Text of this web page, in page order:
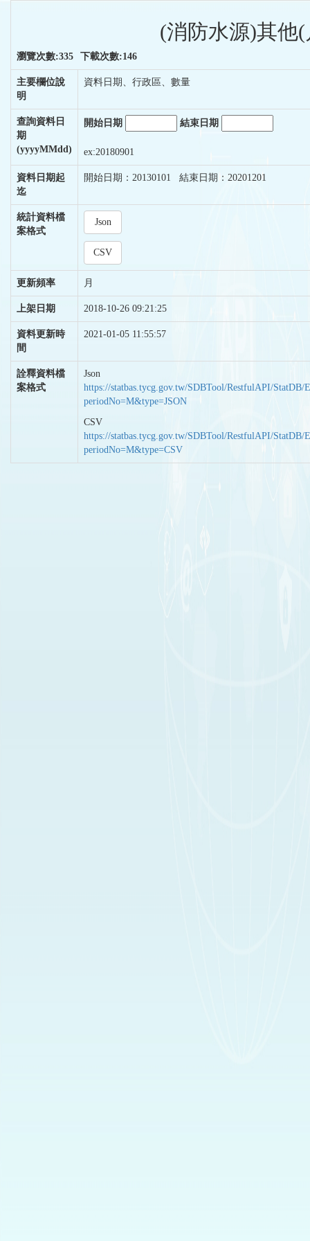
(消防水源)其他(
瀏覽次數:335 下載次數:146
主要欄位說
明
資料日期、行政區、數量
查詢資料日
期
(yyyyMMdd)
開始日期 結束日期
ex:20180901
資料日期起
迄
開始日期：20130101 結束日期：20201201
統計資料檔
案格式
Json
CSV
更新頻率 月
上架日期 2018-10-26 09:21:25
資料更新時
間
2021-01-05 11:55:57
詮釋資料檔
案格式
Json
https://statbas.tycg.gov.tw/SDBTool/RestfulAPI/StatDB/
periodNo=M&type=JSON
CSV
https://statbas.tycg.gov.tw/SDBTool/RestfulAPI/StatDB/
periodNo=M&type=CSV